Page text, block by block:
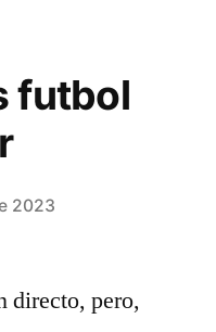
futbol
2023
directo, pero,